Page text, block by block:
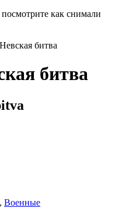
как снимали
битва
битва
, Военные